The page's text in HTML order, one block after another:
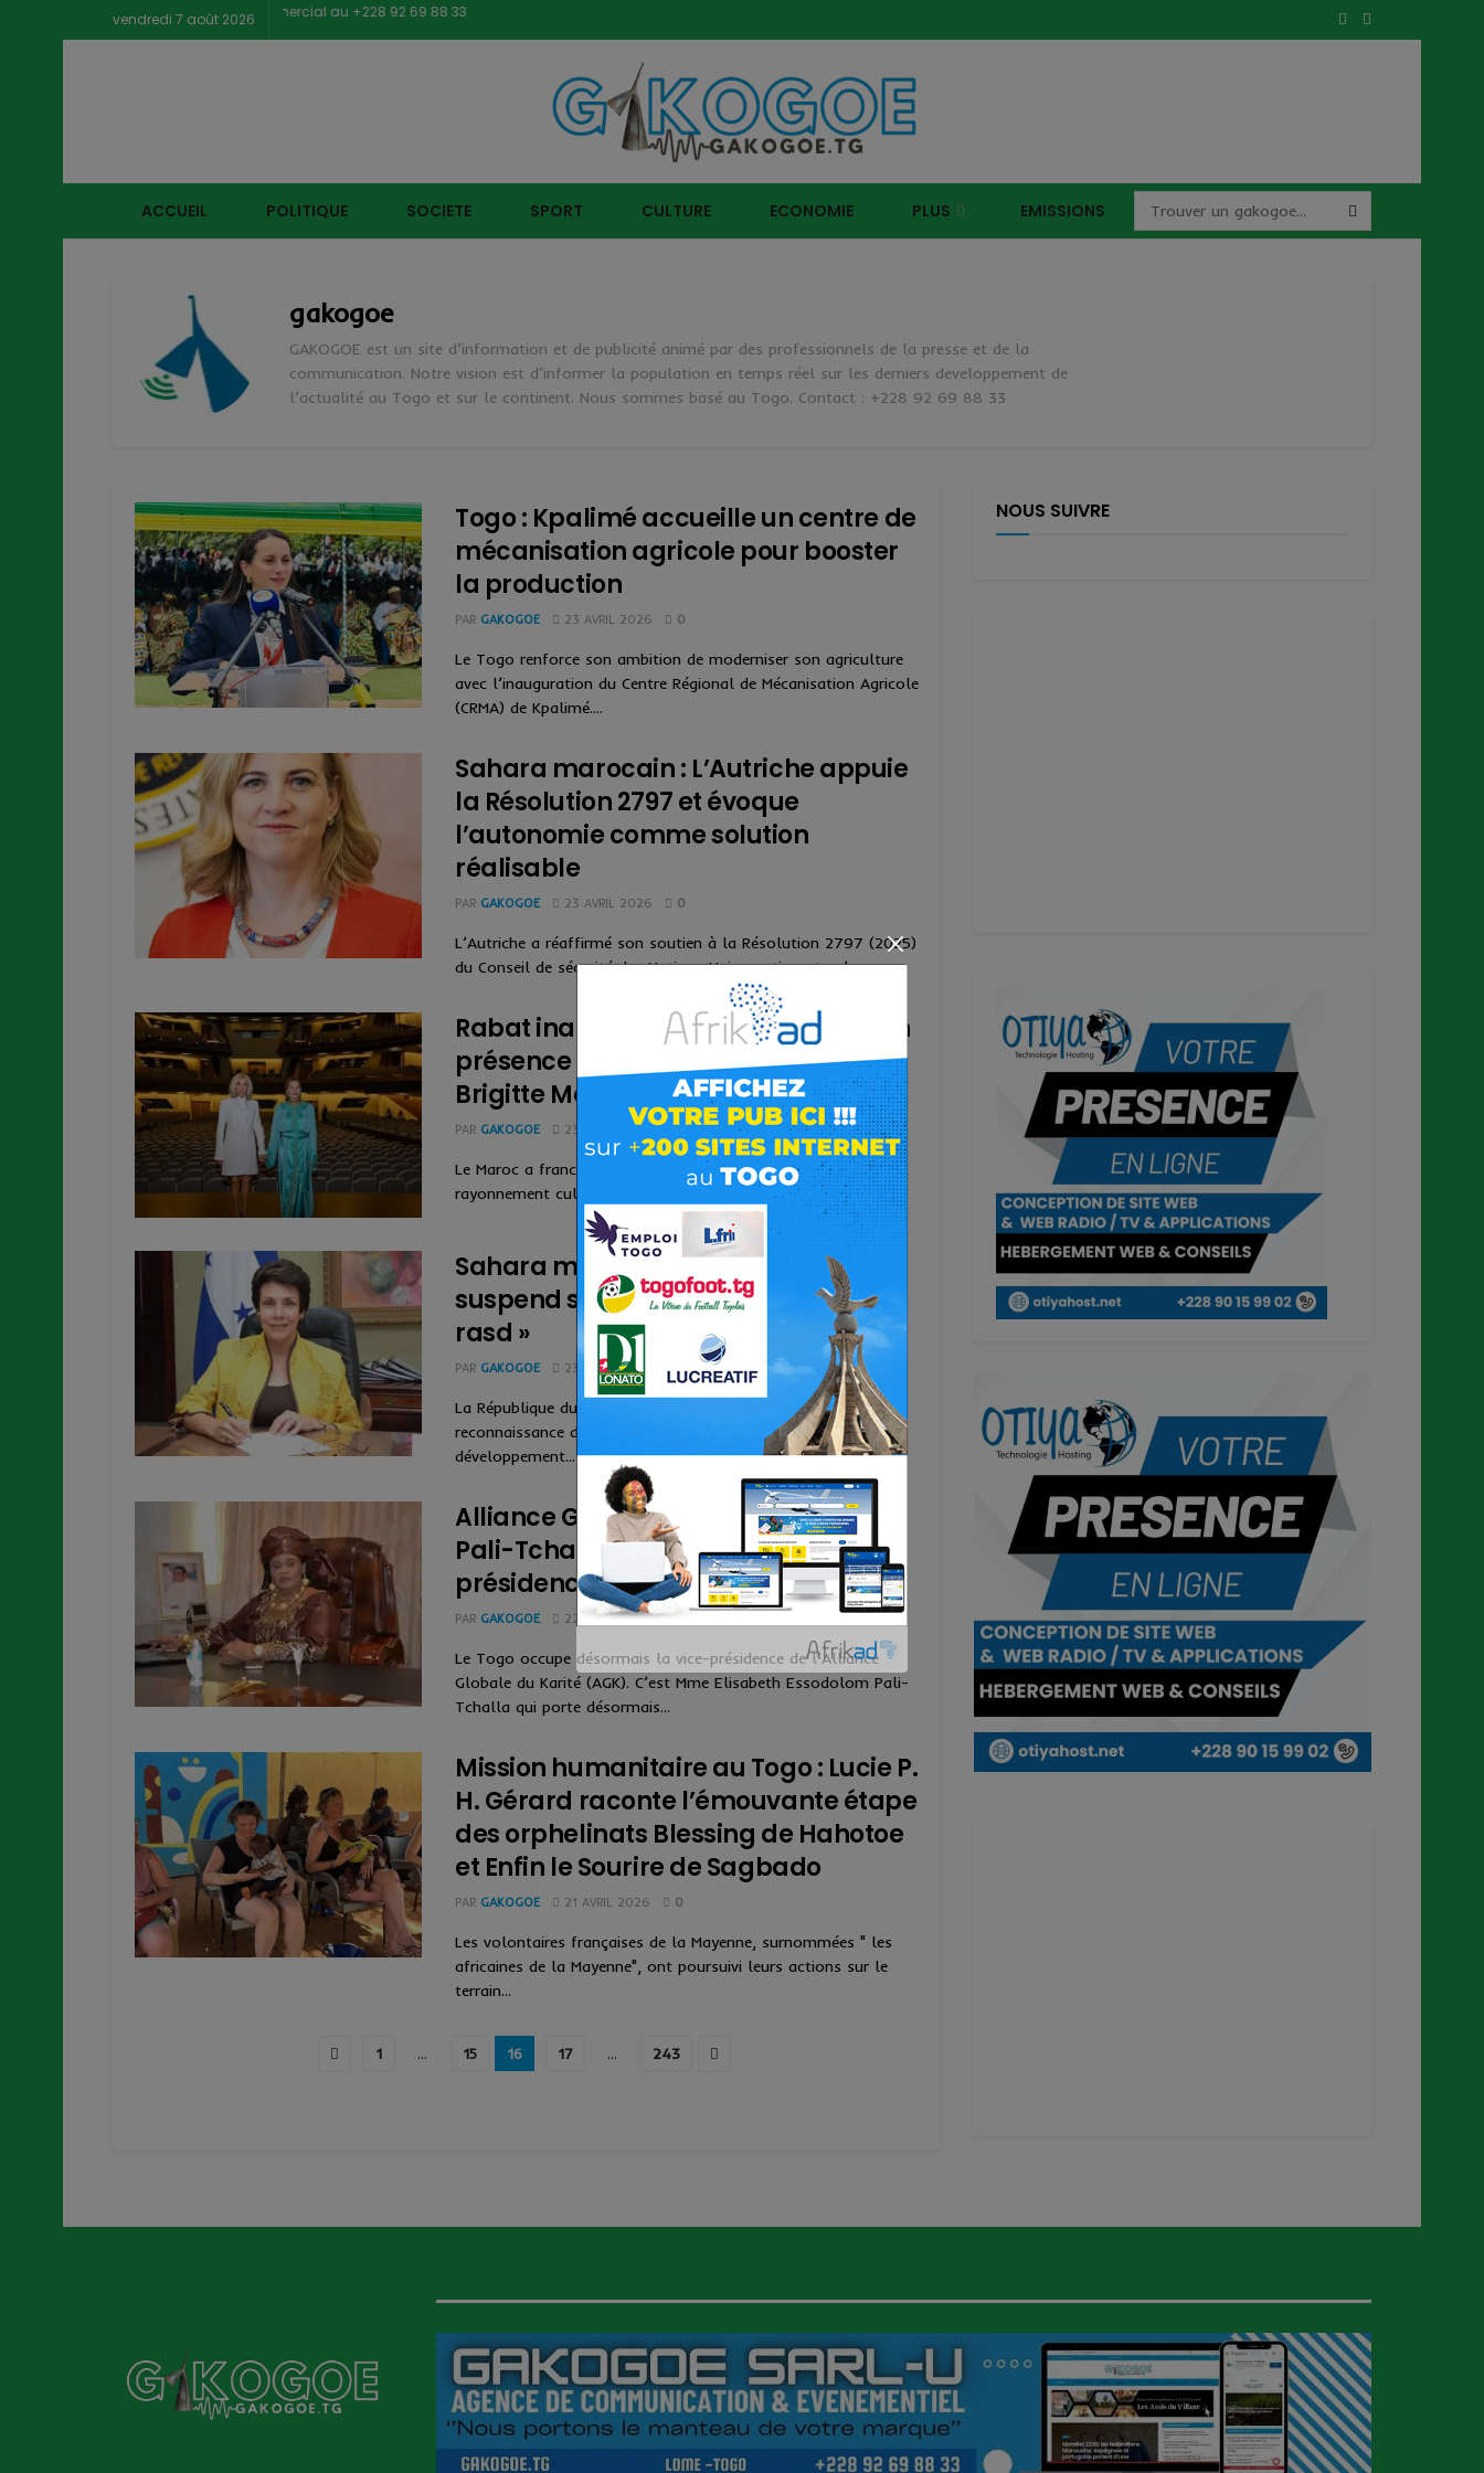
vendredi 7 août 2026
Contacter notre service commercial au +228 92 69 88 33
ACCUEIL POLITIQUE SOCIETE SPORT CULTURE ECONOMIE PLUS EMISSIONS
gakogoe
GAKOGOE est un site d’information et de publicité animé par des professionnels de la presse et de la
communication. Notre vision est d’informer la population en temps réel sur les derniers developpement de
l’actualité au Togo et sur le continent. Nous sommes basé au Togo. Contact : +228 92 69 88 33
Togo : Kpalimé accueille un centre de
mécanisation agricole pour booster
la production
PAR GAKOGOE 23 AVRIL 2026 0
Le Togo renforce son ambition de moderniser son agriculture
avec l’inauguration du Centre Régional de Mécanisation Agricole
(CRMA) de Kpalimé....
Sahara marocain : L’Autriche appuie
la Résolution 2797 et évoque
l’autonomie comme solution
réalisable
PAR GAKOGOE 23 AVRIL 2026 0
L’Autriche a réaffirmé son soutien à la Résolution 2797 (2025)
du Conseil de sécurité des Nations Unies, estimant qu’une «...
Rabat inaugure son Théâtre Royal en
présence des Princesses et de
Brigitte Macron
PAR GAKOGOE 23 AVRIL 2026 0
Le Maroc a franchi une nouvelle étape dans sa stratégie de
rayonnement culturel avec l افتتاح officiel du Théâtre Royal...
Sahara marocain : le Honduras
suspend sa reconnaissance de la «
rasd »
PAR GAKOGOE 23 AVRIL 2026 0
La République du Honduras a annoncé la suspension de sa
reconnaissance de la « rasd », marquant un nouveau
développement...
Alliance Globale du Karité : Elisabeth
Pali-Tchalla décroche la vice-
présidence pour le Togo
PAR GAKOGOE 22 AVRIL 2026 0
Le Togo occupe désormais la vice-présidence de l’Alliance
Globale du Karité (AGK). C’est Mme Elisabeth Essodolom Pali-
Tchalla qui porte désormais...
Mission humanitaire au Togo : Lucie P.
H. Gérard raconte l’émouvante étape
des orphelinats Blessing de Hahotoe
et Enfin le Sourire de Sagbado
PAR GAKOGOE 21 AVRIL 2026 0
Les volontaires françaises de la Mayenne, surnommées " les
africaines de la Mayenne", ont poursuivi leurs actions sur le
terrain...
1 … 15 16 17 … 243
NOUS SUIVRE